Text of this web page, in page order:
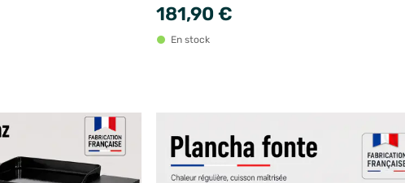
181,90 €
En stock